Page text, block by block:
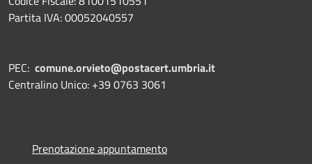
Partita IVA: 00052040557
PEC: comune.orvieto@postacert.umbria.it
Centralino Unico: +39 0763 3061
Prenotazione appuntamento